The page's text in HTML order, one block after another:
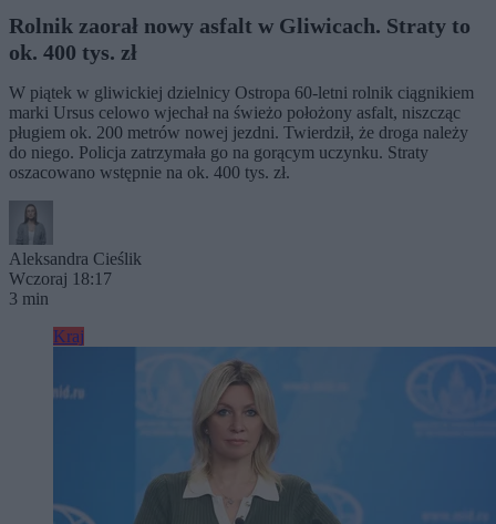
Rolnik zaorał nowy asfalt w Gliwicach. Straty to
ok. 400 tys. zł
W piątek w gliwickiej dzielnicy Ostropa 60-letni rolnik ciągnikiem
marki Ursus celowo wjechał na świeżo położony asfalt, niszcząc
pługiem ok. 200 metrów nowej jezdni. Twierdził, że droga należy
do niego. Policja zatrzymała go na gorącym uczynku. Straty
oszacowano wstępnie na ok. 400 tys. zł.
Aleksandra Cieślik
Wczoraj 18:17
3 min
Kraj